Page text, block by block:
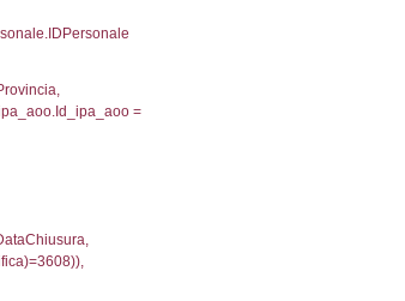
0.00033688545227051
0.00021004676818848
DATE(n.DataInvioNotifica) as